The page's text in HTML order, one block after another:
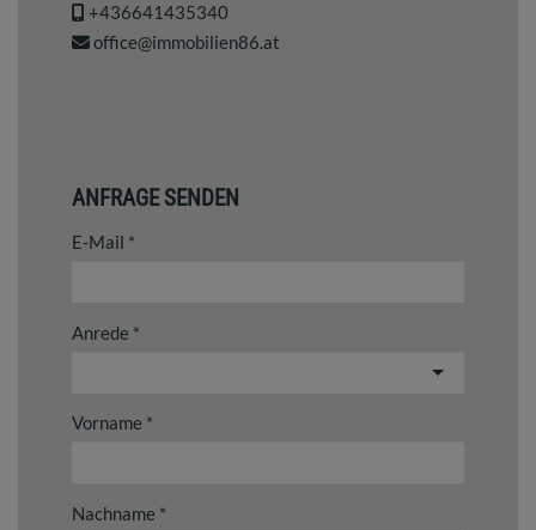
+436641435340
office@immobilien86.at
ANFRAGE SENDEN
E-Mail
Anrede
Vorname
Nachname